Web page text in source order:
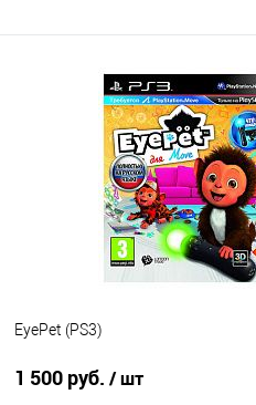
EyePet (PS3)
1 500 руб. / шт